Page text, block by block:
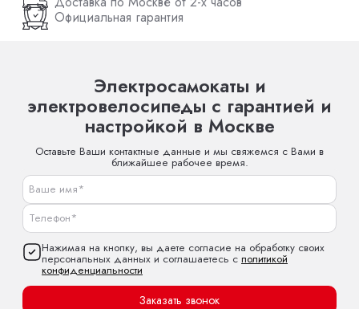
Официальная гарантия
Электросамокаты и
электровелосипеды с гарантией и
настройкой в Москве
Оставьте Ваши контактные данные и мы свяжемся с Вами в
ближайшее рабочее время.
Нажимая на кнопку, вы даете согласие на обработку своих
персональных данных и соглашаетесь с политикой
конфиденциальности
Заказать звонок